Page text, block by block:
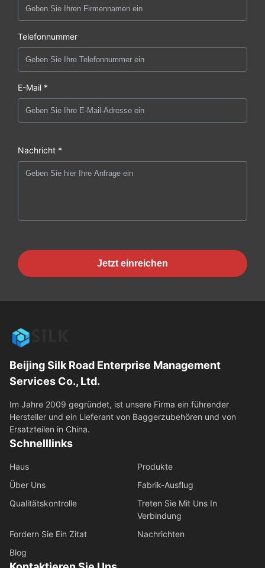
Telefonnummer
E-Mail *
Nachricht *
Jetzt einreichen
Beijing Silk Road Enterprise Management
Services Co., Ltd.
Im Jahre 2009 gegründet, ist unsere Firma ein führender
Hersteller und ein Lieferant von Baggerzubehören und von
Ersatzteilen in China.
Schnelllinks
Haus
Produkte
Über Uns
Fabrik-Ausflug
Qualitätskontrolle
Treten Sie Mit Uns In
Verbindung
Fordern Sie Ein Zitat
Nachrichten
Blog